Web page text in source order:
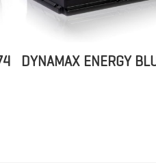
DYNAMAX ENERGY